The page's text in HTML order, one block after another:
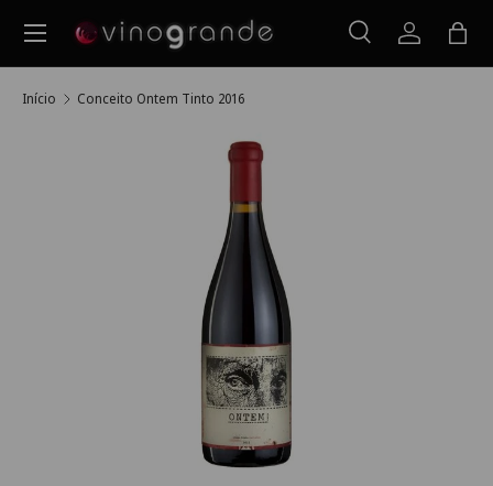
Ir para o conteúdo
Pesquisar
PesquisarIniciarSaco
Menu
Início Conceito Ontem Tinto 2016